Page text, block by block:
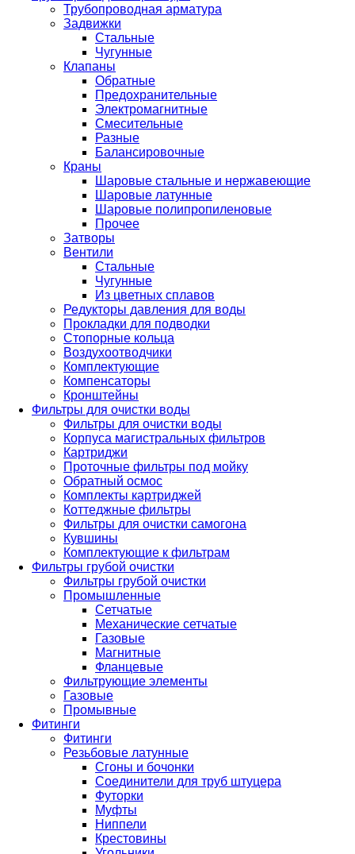
Трубопроводная арматура
Задвижки
Стальные
Чугунные
Клапаны
Обратные
Предохранительные
Электромагнитные
Смесительные
Разные
Балансировочные
Краны
Шаровые стальные и нержавеющие
Шаровые латунные
Шаровые полипропиленовые
Прочее
Затворы
Вентили
Стальные
Чугунные
Из цветных сплавов
Редукторы давления для воды
Прокладки для подводки
Стопорные кольца
Воздухоотводчики
Комплектующие
Компенсаторы
Кронштейны
Фильтры для очистки воды
Фильтры для очистки воды
Корпуса магистральных фильтров
Картриджи
Проточные фильтры под мойку
Обратный осмос
Комплекты картриджей
Коттеджные фильтры
Фильтры для очистки самогона
Кувшины
Комплектующие к фильтрам
Фильтры грубой очистки
Фильтры грубой очистки
Промышленные
Сетчатые
Механические сетчатые
Газовые
Магнитные
Фланцевые
Фильтрующие элементы
Газовые
Промывные
Фитинги
Фитинги
Резьбовые латунные
Сгоны и бочонки
Соединители для труб штуцера
Футорки
Муфты
Ниппели
Крестовины